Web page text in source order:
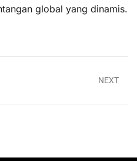
global yang dinamis.
NEXT